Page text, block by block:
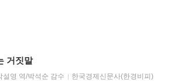
거짓말
설영 역/박석순 감수 한국경제신문사(한경비피)